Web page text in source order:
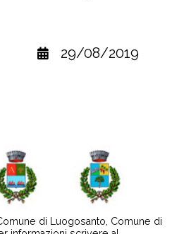
29/08/2019
di Luogosanto, Comune di